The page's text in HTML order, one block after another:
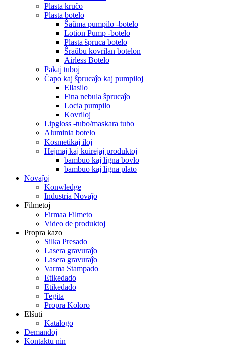
Plasta kruĉo
Plasta botelo
Ŝaŭma pumpilo -botelo
Lotion Pump -botelo
Plasta ŝpruca botelo
Ŝraŭbu kovrilan botelon
Airless Botelo
Pakaj tuboj
Ĉapo kaj ŝprucaĵo kaj pumpiloj
Ellasilo
Fina nebula ŝprucaĵo
Locia pumpilo
Kovriloj
Lipgloss -tubo/maskara tubo
Aluminia botelo
Kosmetikaj iloj
Hejmaj kaj kuirejaj produktoj
bambuo kaj ligna bovlo
bambuo kaj ligna plato
Novaĵoj
Konwledge
Industria Novaĵo
Filmetoj
Firmaa Filmeto
Video de produktoj
Propra kazo
Silka Presado
Lasera gravuraĵo
Lasera gravuraĵo
Varma Stampado
Etikedado
Etikedado
Tegita
Propra Koloro
Elŝuti
Katalogo
Demandoj
Kontaktu nin